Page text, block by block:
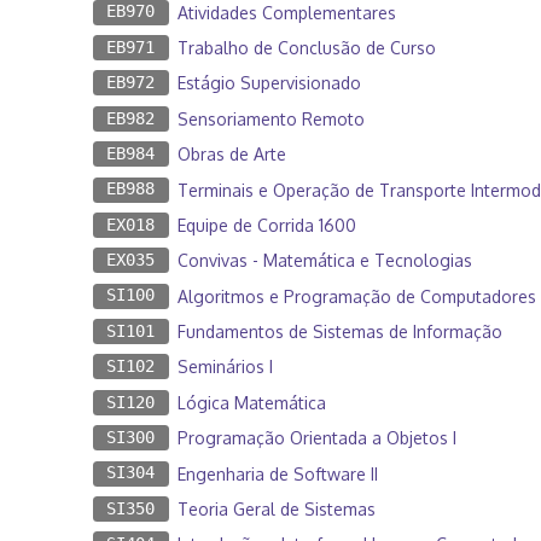
EB970 Atividades Complementares
EB971 Trabalho de Conclusão de Curso
EB972 Estágio Supervisionado
EB982 Sensoriamento Remoto
EB984 Obras de Arte
EB988 Terminais e Operação de Transporte
EX018 Equipe de Corrida 1600
EX035 Convivas - Matemática e Tecnologias
SI100 Algoritmos e Programação de Computadores
SI101 Fundamentos de Sistemas de Informação
SI102 Seminários I
SI120 Lógica Matemática
SI300 Programação Orientada a Objetos I
SI304 Engenharia de Software II
SI350 Teoria Geral de Sistemas